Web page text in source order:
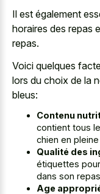
Il est également
horaires des repas
repas.
Voici quelques
lors du choix de la
bleus:
Contenu
contient tous
chien en
Qualité des
étiquettes
dans son
Age